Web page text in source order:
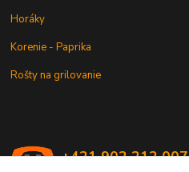
Horáky
Korenie - Paprika
Rošty na grilovanie
+421 902 212 007